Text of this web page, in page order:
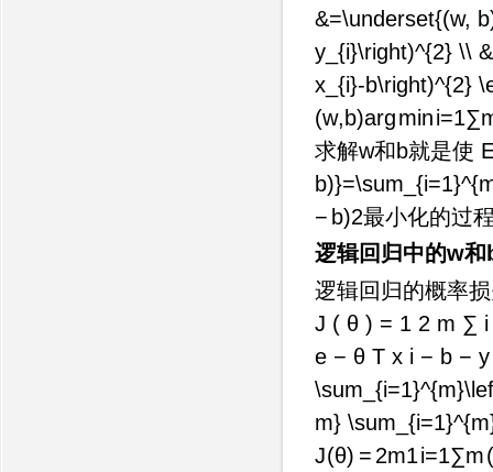
&=\underset{(w,
y_{i}\right)^{2} \\
x_{i}-b\right)^{2}
(w, b)argmini=1∑
求解w和b就是使
− b)2最小化的过
逻辑回归中的w和
逻辑回归的概率
J ( θ ) = 1 2 m ∑
e − θ T x i − b −
m}
J(θ) = 2m1i=1∑m